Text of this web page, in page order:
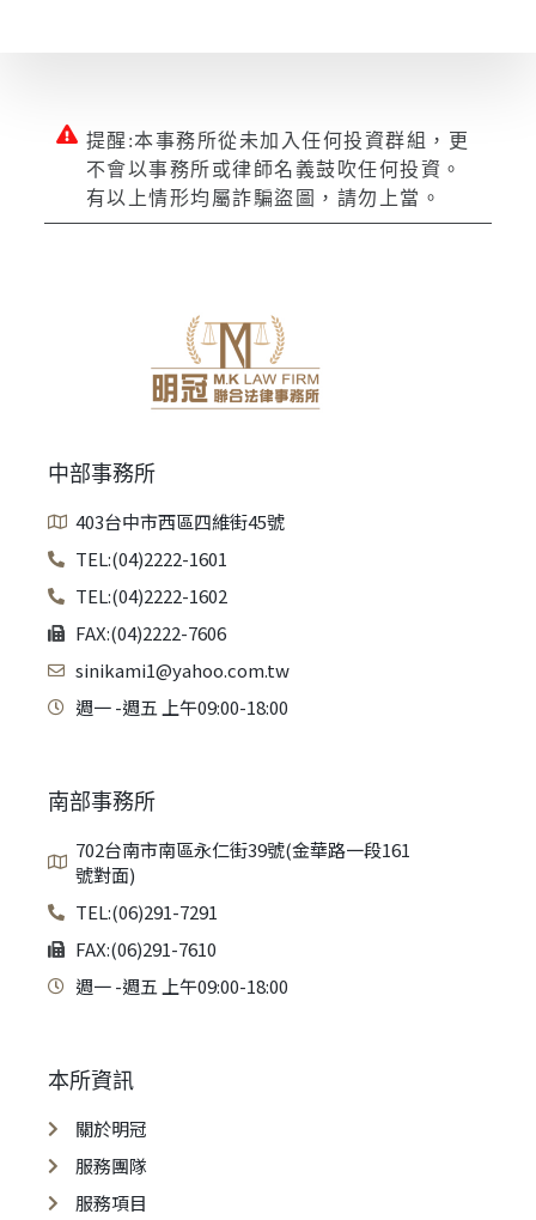
提醒:本事務所從未加入任何投資群組，更
不會以事務所或律師名義鼓吹任何投資。
有以上情形均屬詐騙盜圖，請勿上當。
中部事務所
403台中市西區四維街45號
TEL:(04)2222-1601
TEL:(04)2222-1602
FAX:(04)2222-7606
sinikami1@yahoo.com.tw
週一 -週五 上午09:00-18:00
南部事務所
702台南市南區永仁街39號(金華路一段161
號對面)
TEL:(06)291-7291
FAX:(06)291-7610
週一 -週五 上午09:00-18:00
本所資訊
關於明冠
服務團隊
服務項目